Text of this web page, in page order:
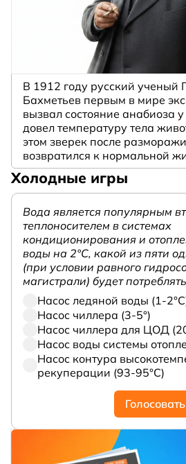
В 1912 году русский ученый
Бахметьев первым в мире
вызвал состояние анабиоза
довел температуру тела
этом зверек после
возвратился к нормальной
Холодные игры
Вода является популярным
теплоносителем в системах
кондиционирования и
воды на 2°С, какой из пяти
(при условии равного
магистрали) будет
Насос ледяной воды (1-
Насос чиллера (3-5°)
Насос чиллера для ЦОД
Насос воды системы
Насос контура
рекуперации (93-95°С)
Голосовать